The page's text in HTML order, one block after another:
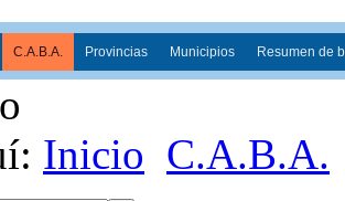
C.A.B.A. Provincias Municipios Resumen de
Inicio C.A.B.A.